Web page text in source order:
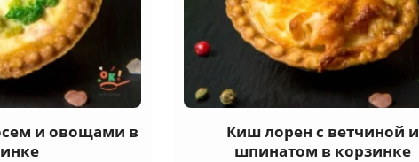
и овощами в
Киш лорен с ветчиной и
шпинатом в корзинке